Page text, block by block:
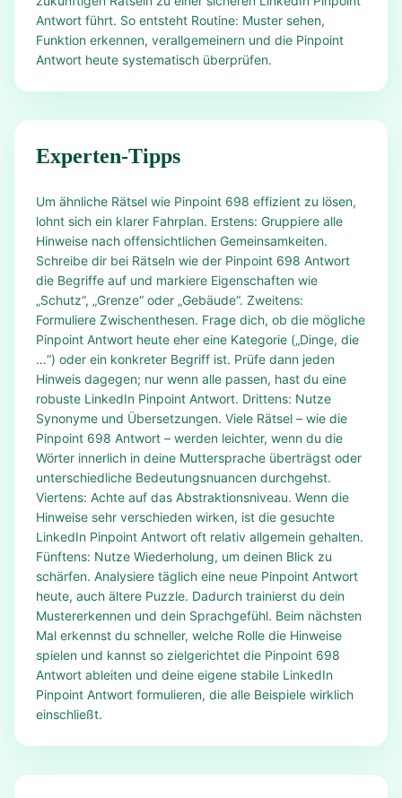
Antwort führt. So entsteht Routine: Muster sehen,
Funktion erkennen, verallgemeinern und die Pinpoint
Antwort heute systematisch überprüfen.
Experten-Tipps
Um ähnliche Rätsel wie Pinpoint 698 effizient zu lösen,
lohnt sich ein klarer Fahrplan. Erstens: Gruppiere alle
Hinweise nach offensichtlichen Gemeinsamkeiten.
Schreibe dir bei Rätseln wie der Pinpoint 698 Antwort
die Begriffe auf und markiere Eigenschaften wie
„Schutz“, „Grenze“ oder „Gebäude“. Zweitens:
Formuliere Zwischenthesen. Frage dich, ob die mögliche
Pinpoint Antwort heute eher eine Kategorie („Dinge, die
…“) oder ein konkreter Begriff ist. Prüfe dann jeden
Hinweis dagegen; nur wenn alle passen, hast du eine
robuste LinkedIn Pinpoint Antwort. Drittens: Nutze
Synonyme und Übersetzungen. Viele Rätsel – wie die
Pinpoint 698 Antwort – werden leichter, wenn du die
Wörter innerlich in deine Muttersprache überträgst oder
unterschiedliche Bedeutungsnuancen durchgehst.
Viertens: Achte auf das Abstraktionsniveau. Wenn die
Hinweise sehr verschieden wirken, ist die gesuchte
LinkedIn Pinpoint Antwort oft relativ allgemein gehalten.
Fünftens: Nutze Wiederholung, um deinen Blick zu
schärfen. Analysiere täglich eine neue Pinpoint Antwort
heute, auch ältere Puzzle. Dadurch trainierst du dein
Mustererkennen und dein Sprachgefühl. Beim nächsten
Mal erkennst du schneller, welche Rolle die Hinweise
spielen und kannst so zielgerichtet die Pinpoint 698
Antwort ableiten und deine eigene stabile LinkedIn
Pinpoint Antwort formulieren, die alle Beispiele wirklich
einschließt.